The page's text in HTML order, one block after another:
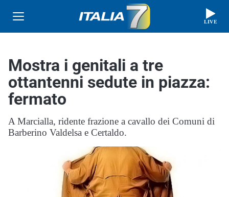
LIVE
Mostra i genitali a tre
ottantenni sedute in piazza:
fermato
A Marcialla, ridente frazione a cavallo dei Comuni di
Barberino Valdelsa e Certaldo.